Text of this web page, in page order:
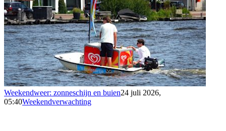
Weekendweer: zonneschijn en buien24 juli 2026,
05:40Weekendverwachting